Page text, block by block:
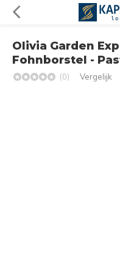
Olivia Garden
Fohnborstel ​-
(0) Vergelijk